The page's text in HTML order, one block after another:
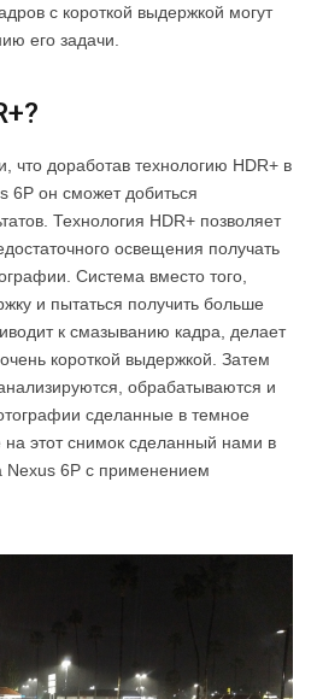
с короткой выдержкой могут
его задачи.
доработав технологию HDR+ в
6P он сможет добиться
Технология HDR+ позволяет
освещения получать
Система вместо того,
и пытаться получить больше
к смазыванию кадра, делает
короткой выдержкой. Затем
обрабатываются и
сделанные в темное
на этот снимок сделанный нами в
6P с применением